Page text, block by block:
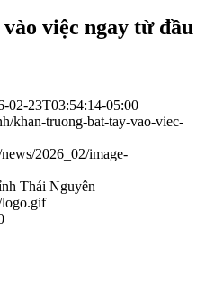
việc ngay từ đầu
02-23T03:54:14-05:00
khan-truong-bat-tay-vao-viec-
2026_02/image-
Thái Nguyên
logo.gif